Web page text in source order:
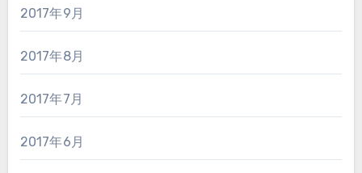
2017年9月
2017年8月
2017年7月
2017年6月